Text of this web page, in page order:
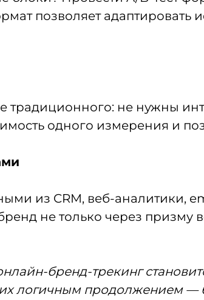
позволяет адаптировать
традиционного: не нужны
одного измерения и
из CRM, веб-аналитики,
не только через призму
бренд-трекинг
логичным продолжением —